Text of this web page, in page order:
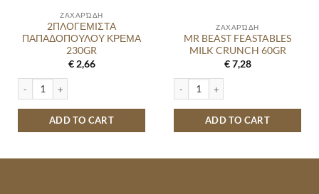
ΖΑΧΑΡΏΔΗ
2ΠΛΟΓΕΜΙΣΤΑ
ΠΑΠΑΔΟΠΟΥΛΟΥ ΚΡΕΜΑ
230GR
€2,66
2ΠΛΟΓΕΜΙΣΤΑ ΠΑΠΑΔΟΠΟΥΛΟΥ ΚΡΕΜΑ 230GR quantity
ADD TO CART
ΖΑΧΑΡΏΔΗ
MR BEAST FEASTABLES
MILK CRUNCH 60GR
€7,28
MR BEAST FEASTABLES MILK
ADD TO CART